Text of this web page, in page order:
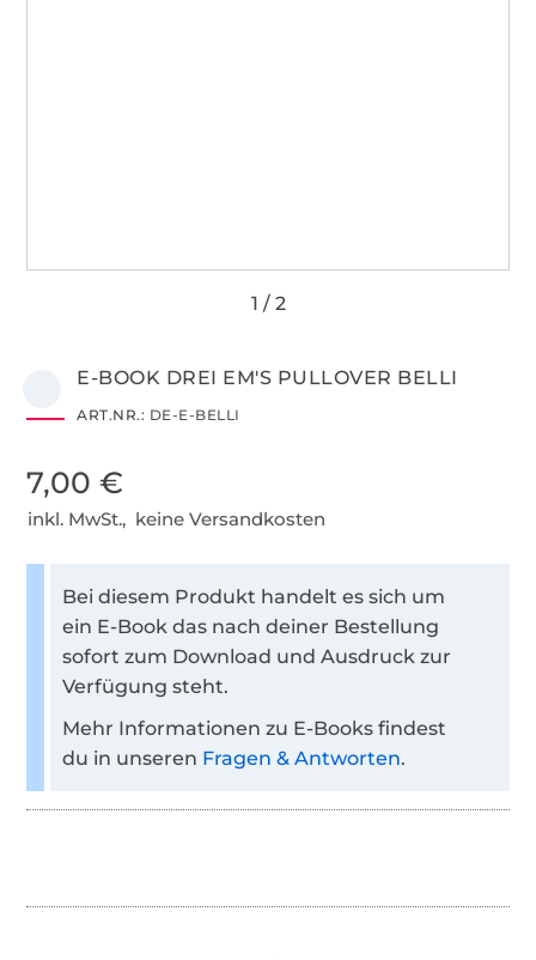
E-BOOK DREI EM'S PULLOVER BELLI
ART.NR.: DE-E-BELLI
7,00 €
inkl. MwSt., keine Versandkosten
Bei diesem Produkt handelt es sich um
ein E-Book das nach deiner Bestellung
sofort zum Download und Ausdruck zur
Verfügung steht.
Mehr Informationen zu E-Books findest
du in unseren Fragen & Antworten.